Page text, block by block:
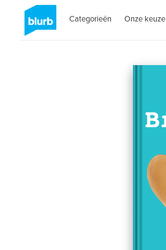
Categorieën Onze keuze